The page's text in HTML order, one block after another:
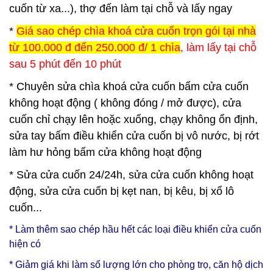
cuốn từ xa...), thợ đến làm tại chỗ và lấy ngay
* Giá sao chép chìa khoá cửa cuốn trọn gói tại nhà
từ 100.000 đ đến 250.000 đ/ 1 chìa, làm lấy tại chỗ
sau 5 phút đến 10 phút
* Chuyên sửa chìa khoá cửa cuốn bấm cửa cuốn
không hoạt động ( không đóng / mở được), cửa
cuốn chỉ chạy lên hoặc xuống, chạy không ổn định,
sửa tay bấm điều khiển cửa cuốn bị vô nước, bị rớt
làm hư hỏng bấm cửa không hoạt động
* Sửa cửa cuốn 24/24h, sửa cửa cuốn không hoạt
động, sửa cửa cuốn bị kẹt nan, bị kêu, bị xổ lô
cuốn...
* Làm thêm sao chép hầu hết các loại điều khiển cửa cuốn
hiện có
* Giảm giá khi làm số lượng lớn cho phòng trọ, căn hộ dịch